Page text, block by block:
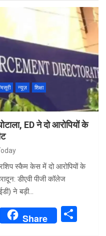
ar
e
न्यूज़
शिक्षा
ED ने दो आरोपियों के
स्कैम केस में दो आरोपियों के
डीएवी पीजी कॉलेज
ने बड़ी…
Share